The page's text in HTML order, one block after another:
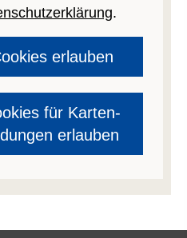
.
erlauben
für Karten-
erlauben